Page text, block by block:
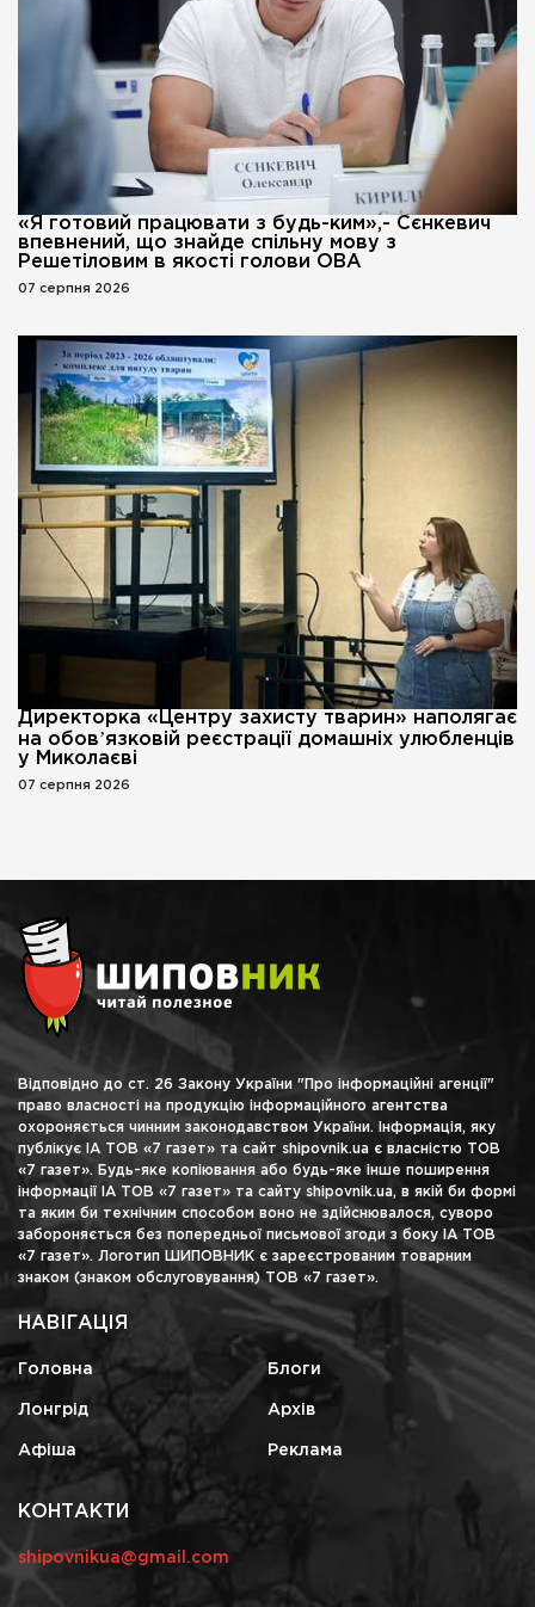
«Я готовий працювати з будь-ким»,- Сєнкевич
впевнений, що знайде спільну мову з
Решетіловим в якості голови ОВА
07 серпня 2026
Директорка «Центру захисту тварин» наполягає
на обовʼязковій реєстрації домашніх улюбленців
у Миколаєві
07 серпня 2026
Відповідно до ст. 26 Закону України "Про інформаційні агенції"
право власності на продукцію інформаційного агентства
охороняється чинним законодавством України. Інформація, яку
публікує ІА ТОВ «7 газет» та сайт shipovnik.ua є власністю ТОВ
«7 газет». Будь-яке копіювання або будь-яке інше поширення
інформації ІА ТОВ «7 газет» та сайту shipovnik.ua, в якій би формі
та яким би технічним способом воно не здійснювалося, суворо
забороняється без попередньої письмової згоди з боку ІА ТОВ
«7 газет». Логотип ШИПОВНИК є зареєстрованим товарним
знаком (знаком обслуговування) ТОВ «7 газет».
НАВІГАЦІЯ
Головна Блоги
Лонгрід Архів
Афіша Реклама
КОНТАКТИ
shipovnikua@gmail.com